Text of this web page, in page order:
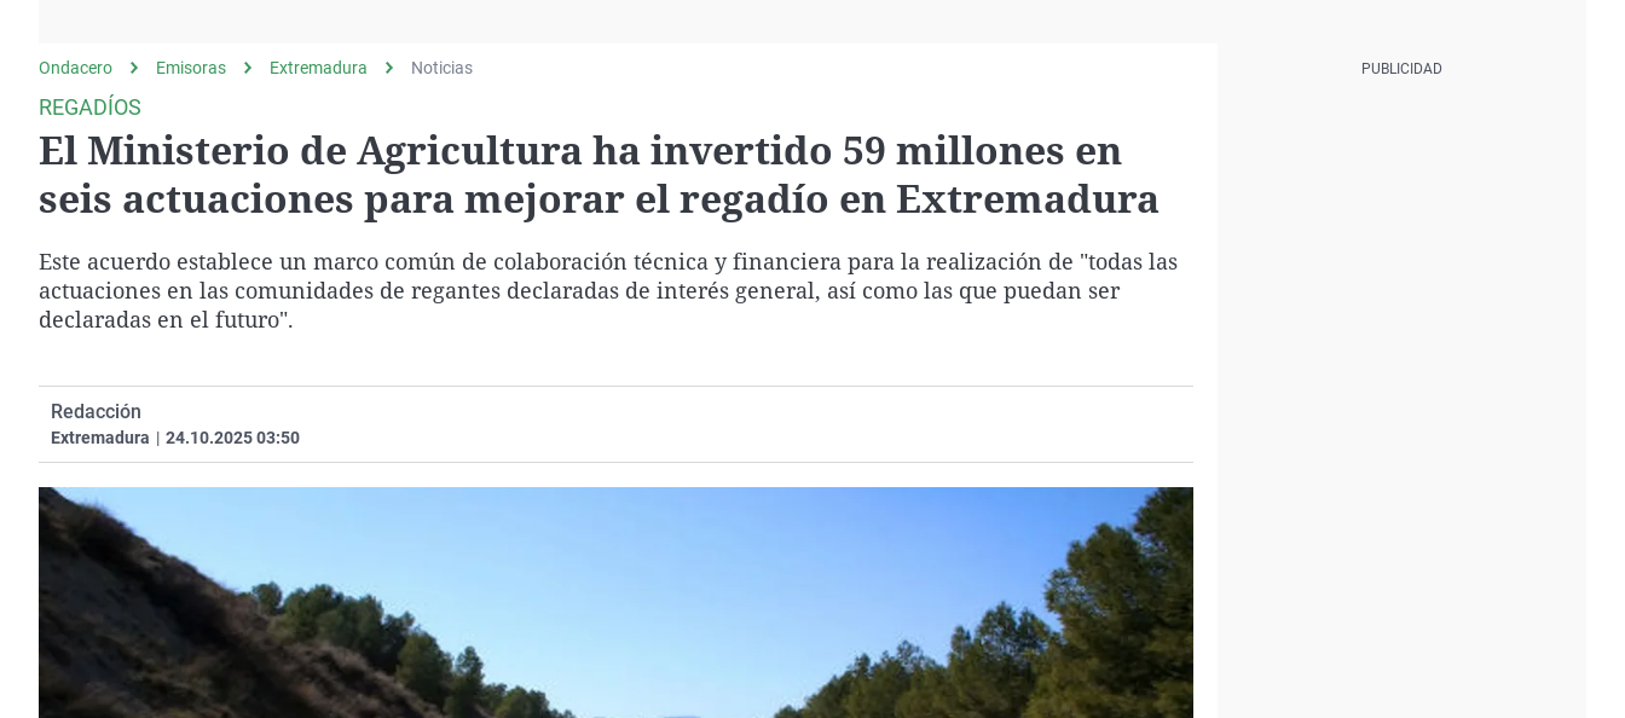
Operación Viuda
Negra
Navarra
Ondacero Emisoras Extremadura Noticias
REGADÍOS
El Ministerio de Agricultura ha invertido 59 millones en
seis actuaciones para mejorar el regadío en Extremadura
Este acuerdo establece un marco común de colaboración técnica y financiera para la realización de "todas las
actuaciones en las comunidades de regantes declaradas de interés general, así como las que puedan ser
declaradas en el futuro".
Redacción
Extremadura | 24.10.2025 03:50